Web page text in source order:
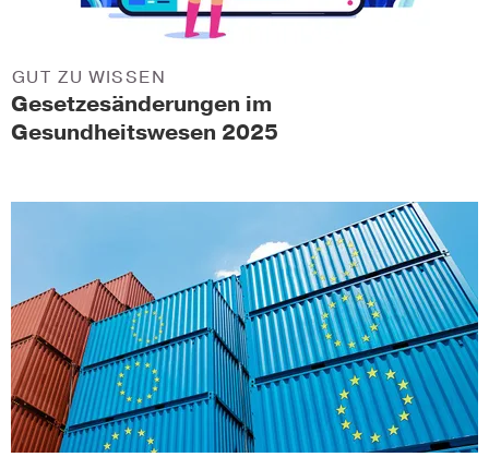
Gesetzesänderungen im
Gesundheitswesen 2025
GUT ZU WISSEN